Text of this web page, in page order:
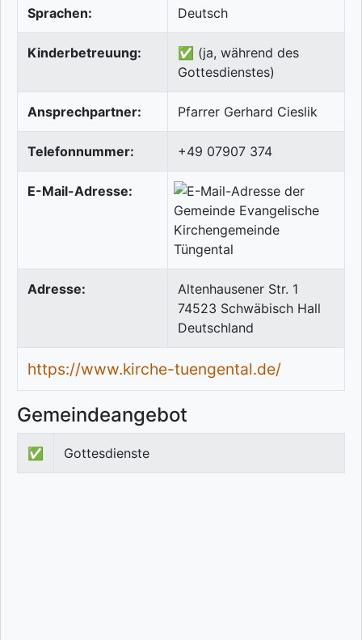
Sprachen: Deutsch
Kinderbetreuung:
✅ (ja, während des
Gottesdienstes)
Ansprechpartner: Pfarrer Gerhard Cieslik
Telefonnummer: +49 07907 374
E-Mail-Adresse:
Adresse:
Altenhausener Str. 1
74523 Schwäbisch Hall
Deutschland
https://www.kirche-tuengental.de/
Gemeindeangebot
✅ Gottesdienste